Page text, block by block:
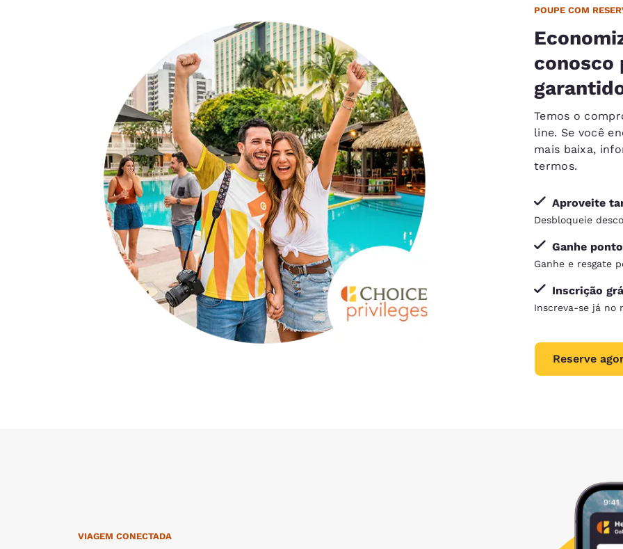
POUPE COM
conosco
Temos o
line. Se você
mais baixa,
termos.
Aproveite
Desbloqueie
Ganhe
Ganhe e resgate
Inscrição
Inscreva-se já no
Reserve
VIAGEM CONECTADA